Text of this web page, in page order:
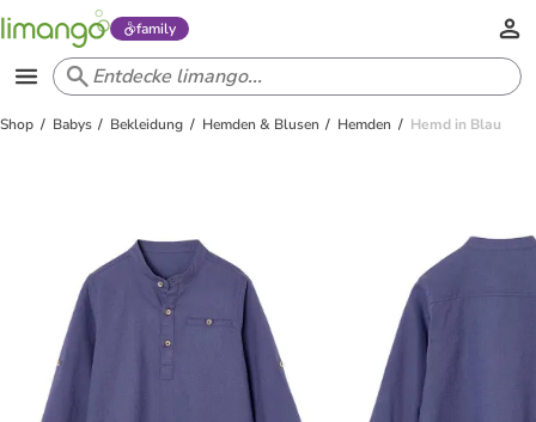
family
Shop Babys Bekleidung Hemden & Blusen Hemden Hemd in Blau